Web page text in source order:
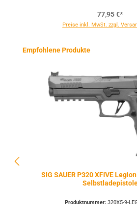
77,95 €*
Preise inkl. MwSt. zzgl.
Produktgalerie überspringen
Empfohlene Produkte
SIG SAUER P320 XFIVE
Produktnummer: 320X5-9-